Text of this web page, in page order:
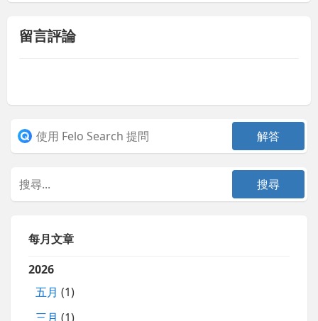
留言評論
每月文章
2026
五月 (1)
三月 (1)